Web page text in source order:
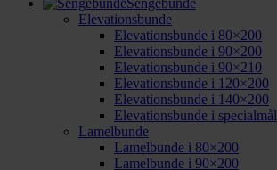
Elevationsbunde
Elevationsbunde i 80×200
Elevationsbunde i 90×200
Elevationsbunde i 90×210
Elevationsbunde i 120×200
Elevationsbunde i 140×200
Elevationsbunde i specialmål
Lamelbunde
Lamelbunde i 80×200
Lamelbunde i 90×200